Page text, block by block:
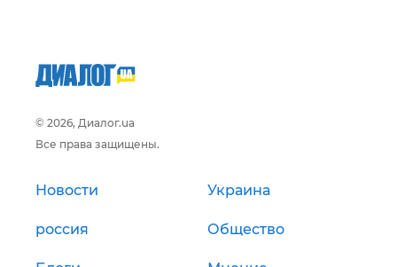
© 2026, Диалог.ua
Все права защищены.
Новости Украина
россия Общество